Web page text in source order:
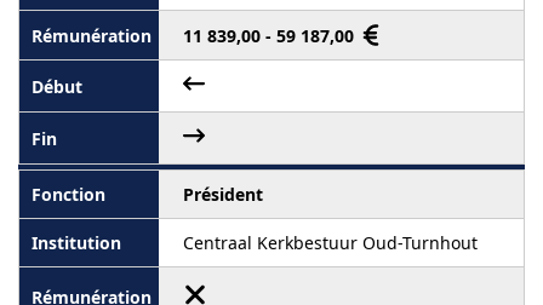
11 839,00 - 59 187,00
Président
Centraal Kerkbestuur Oud-Turnhout